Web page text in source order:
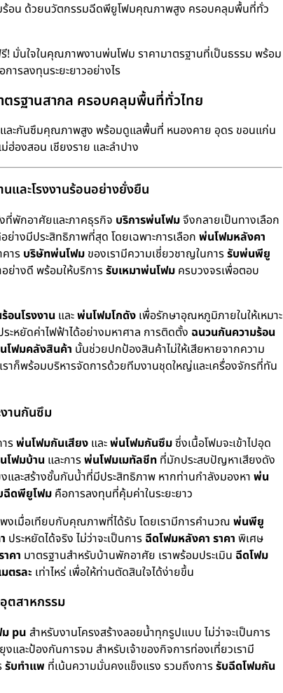
ร้อน ด้วยนวัตกรรมฉีดพียูโฟมคุณภาพสูง ครอบคลุมพื้นที่ทั่ว
! มั่นใจในคุณภาพงานพ่นโฟม ราคามาตรฐานที่เป็นธรรม พร้อม
ารลงทุนระยะยาวอย่างไร
รฐานสากล ครอบคลุมพื้นที่ทั่วไทย
ละกันซึมคุณภาพสูง พร้อมดูแลพื้นที่ หนองคาย อุดร ขอนแก่น
องสอน เชียงราย และลำปาง
และโรงงานร้อนอย่างยั่งยืน
ที่พักอาศัยและภาคธุรกิจ บริการพ่นโฟมจึงกลายเป็นทางเลือก
ย่างมีประสิทธิภาพที่สุด โดยเฉพาะการเลือก พ่นโฟมหลังคา
าร บริษัทพ่นโฟม ของเรามีความเชี่ยวชาญในการรับพ่นพียู
ย่างดี พร้อมให้บริการรับเหมาพ่นโฟม ครบวงจรเพื่อตอบ
อนโรงงาน และพ่นโฟมโกดัง เพื่อรักษาอุณหภูมิภายในให้เหมาะ
ะหยัดค่าไฟฟ้าได้อย่างมหาศาล การติดตั้ง ฉนวนกันความร้อน
โฟมคลังสินค้า นั้นช่วยปกป้องสินค้าไม่ให้เสียหายจากความ
ราก็พร้อมบริหารจัดการด้วยทีมงานชุดใหญ่และเครื่องจักรที่ทัน
านกันซึม
รพ่นโฟมกันเสียง และพ่นโฟมกันซึมซึ่งเนื้อโฟมจะเข้าไปอุด
โฟมบ้าน และการพ่นโฟมเมทัลชีท ที่มักประสบปัญหาเสียงดัง
และสร้างชั้นกันน้ำที่มีประสิทธิภาพ หากท่านกำลังมองหา พ่น
ฉีดพียูโฟม คือการลงทุนที่คุ้มค่าในระยะยาว
งเมื่อเทียบกับคุณภาพที่ได้รับ โดยเรามีการคำนวณ พ่นพียู
ประหยัดได้จริง ไม่ว่าจะเป็นการ ฉีดโฟมหลังคา ราคา พิเศษ
คา มาตรฐานสำหรับบ้านพักอาศัย เราพร้อมประเมิน ฉีดโฟม
ตรละ เท่าไหร่ เพื่อให้ท่านตัดสินใจได้ง่ายขึ้น
ตสาหกรรม
pu สำหรับงานโครงสร้างลอยน้ำทุกรูปแบบ ไม่ว่าจะเป็นการ
งและป้องกันการจม สำหรับเจ้าของกิจการท่องเที่ยวเรามี
รับทำแพ ที่เน้นความมั่นคงแข็งแรง รวมถึงการรับฉีดโฟมกัน